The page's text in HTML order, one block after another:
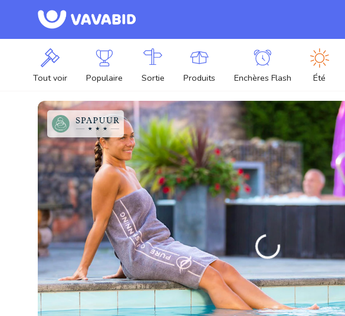
Tout voir Populaire Sortie Produits Enchères Flash Été